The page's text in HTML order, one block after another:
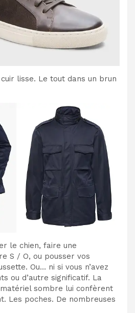
lisse. Le tout dans un brun
le chien, faire une
S / O, ou pousser vos
Ou… ni si vous n’avez
ou d’autre significatif. La
sombre lui confèrent
Les poches. De nombreuses